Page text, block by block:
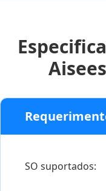
SO suportados: